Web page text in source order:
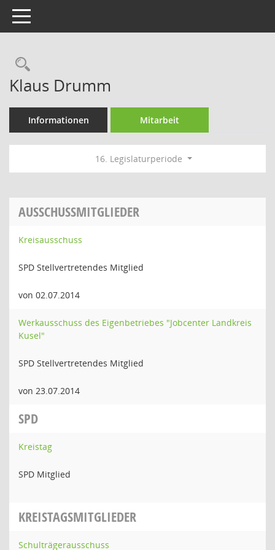
Toggle navigation
Rechercheauswahl
Klaus Drumm
Informationen Mitarbeit
16. Legislaturperiode
AUSSCHUSSMITGLIEDER
Kreisausschuss
SPD Stellvertretendes Mitglied
von 02.07.2014
Werkausschuss des Eigenbetriebes "Jobcenter Landkreis
Kusel"
SPD Stellvertretendes Mitglied
von 23.07.2014
SPD
Kreistag
SPD Mitglied
KREISTAGSMITGLIEDER
Schulträgerausschuss